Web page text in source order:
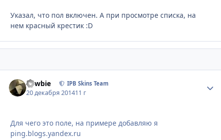
Указал, что пол включен. А при просмотре списка, на
нем красный крестик :D
newbie IPB Skins Team
20 декабря 201411 г
Для чего это поле, на примере добавляю я
ping.blogs.yandex.ru